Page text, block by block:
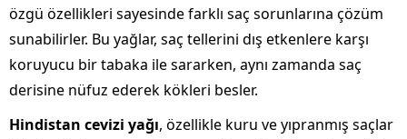
özgü özellikleri sayesinde farklı saç sorunlarına çözüm
sunabilirler. Bu yağlar, saç tellerini dış etkenlere karşı
koruyucu bir tabaka ile sararken, aynı zamanda saç
derisine nüfuz ederek kökleri besler.
Hindistan cevizi yağı, özellikle kuru ve yıpranmış saçlar